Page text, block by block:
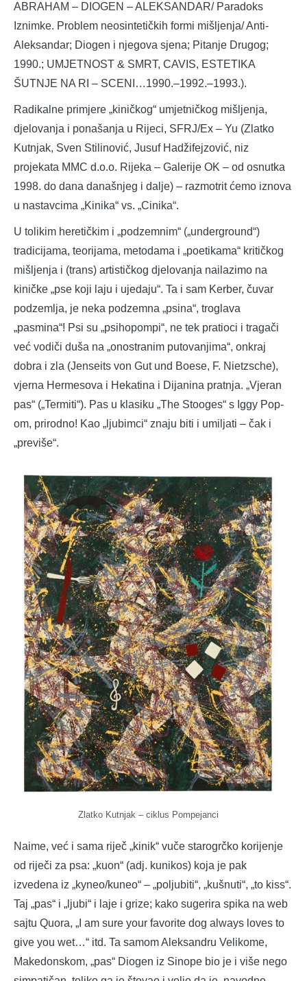
ABRAHAM – DIOGEN – ALEKSANDAR/ Paradoks
Iznimke. Problem neosintetičkih formi mišljenja/ Anti-
Aleksandar; Diogen i njegova sjena; Pitanje Drugog;
1990.; UMJETNOST & SMRT, CAVIS, ESTETIKA
ŠUTNJE NA RI – SCENI…1990.–1992.–1993.).
Radikalne primjere „kiničkog“ umjetničkog mišljenja,
djelovanja i ponašanja u Rijeci, SFRJ/Ex – Yu (Zlatko
Kutnjak, Sven Stilinović, Jusuf Hadžifejzović, niz
projekata MMC d.o.o. Rijeka – Galerije OK – od osnutka
1998. do dana današnjeg i dalje) – razmotrit ćemo iznova
u nastavcima „Kinika“ vs. „Cinika“.
U tolikim heretičkim i „podzemnim“ („underground“)
tradicijama, teorijama, metodama i „poetikama“ kritičkog
mišljenja i (trans) artističkog djelovanja nailazimo na
kiničke „pse koji laju i ujedaju“. Ta i sam Kerber, čuvar
podzemlja, je neka podzemna „psina“, troglava
„pasmina“! Psi su „psihopompi“, ne tek pratioci i tragači
već vodiči duša na „onostranim putovanjima“, onkraj
dobra i zla (Jenseits von Gut und Boese, F. Nietzsche),
vjerna Hermesova i Hekatina i Dijanina pratnja. „Vjeran
pas“ („Termiti“). Pas u klasiku „The Stooges“ s Iggy Pop-
om, prirodno! Kao „ljubimci“ znaju biti i umiljati – čak i
„previše“.
Zlatko Kutnjak – ciklus Pompejanci
Naime, već i sama riječ „kinik“ vuče starogrčko korijenje
od riječi za psa: „kuon“ (adj. kunikos) koja je pak
izvedena iz „kyneo/kuneo“ – „poljubiti“, „kušnuti“, „to kiss“.
Taj „pas“ i „ljubi“ i laje i grize; kako sugerira spika na web
sajtu Quora, „I am sure your favorite dog always loves to
give you wet…“ itd. Ta samom Aleksandru Velikome,
Makedonskom, „pas“ Diogen iz Sinope bio je i više nego